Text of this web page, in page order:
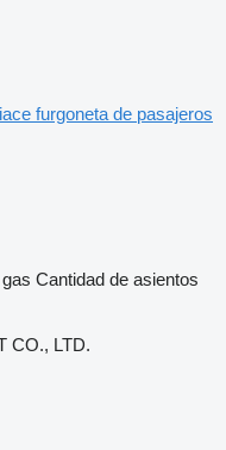
furgoneta de pasajeros
gas Cantidad de asientos
CO., LTD.